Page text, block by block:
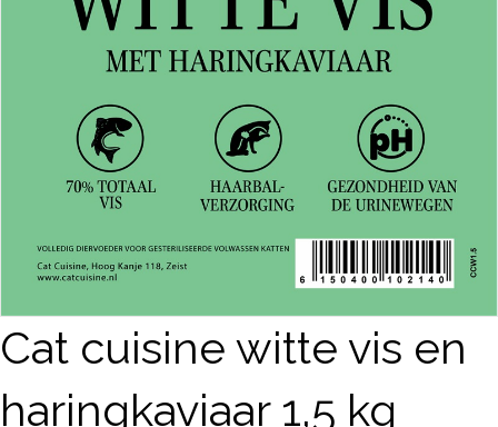
Cat cuisine witte vis en
haringkaviaar 1,5 kg